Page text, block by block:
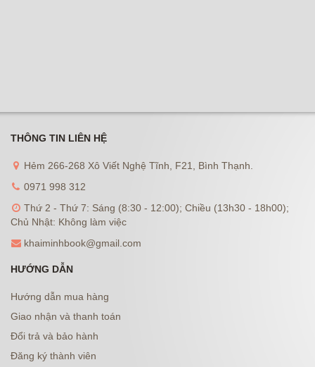
THÔNG TIN LIÊN HỆ
Hẻm 266-268 Xô Viết Nghệ Tĩnh, F21, Bình Thạnh.
0971 998 312
Thứ 2 - Thứ 7: Sáng (8:30 - 12:00); Chiều (13h30 - 18h00);
Chủ Nhật: Không làm việc
khaiminhbook@gmail.com
HƯỚNG DẪN
Hướng dẫn mua hàng
Giao nhận và thanh toán
Đổi trả và bảo hành
Đăng ký thành viên